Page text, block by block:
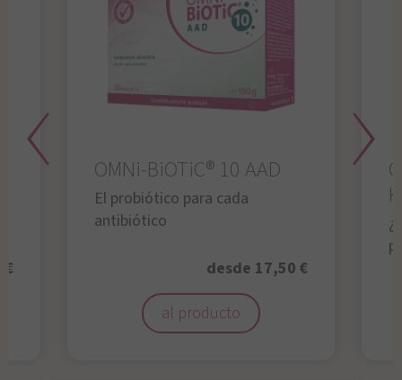
€
OMNi-BiOTiC® 10 AAD
El probiótico para cada
antibiótico
desde 17,50 €
al producto